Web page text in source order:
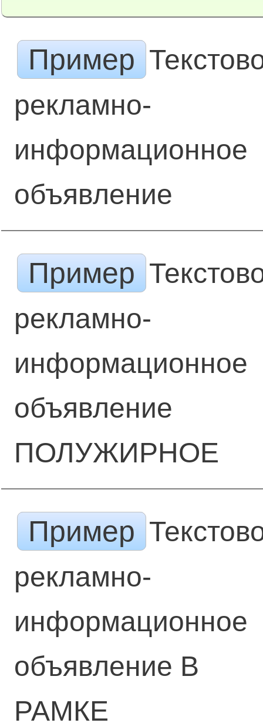
Пример
рекламно-
информационное
объявление
Пример
рекламно-
информационное
объявление
ПОЛУЖИРНОЕ
Пример
рекламно-
информационное
объявление В
РАМКЕ